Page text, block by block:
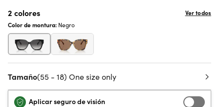
2 colores
Ver todos
Color de montura: Negro
Tamaño(55 - 18) One size only
Aplicar seguro de visión